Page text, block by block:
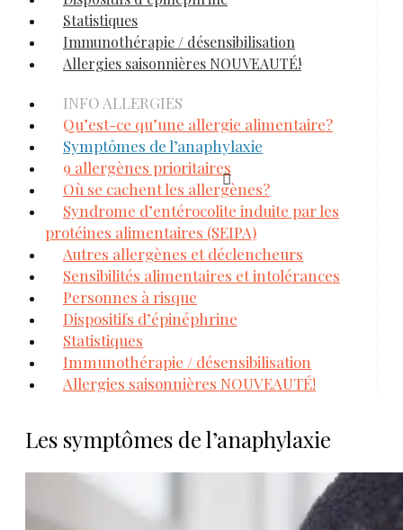
Statistiques
Immunothérapie / désensibilisation
Allergies saisonnières NOUVEAUTÉ!
INFO ALLERGIES
Qu’est-ce qu’une allergie alimentaire?
Symptômes de l’anaphylaxie
9 allergènes prioritaires
Où se cachent les allergènes?
Syndrome d’entérocolite induite par les
protéines alimentaires (SEIPA)
Autres allergènes et déclencheurs
Sensibilités alimentaires et intolérances
Personnes à risque
Dispositifs d’épinéphrine
Statistiques
Immunothérapie / désensibilisation
Allergies saisonnières NOUVEAUTÉ!
Les symptômes de l’anaphylaxie